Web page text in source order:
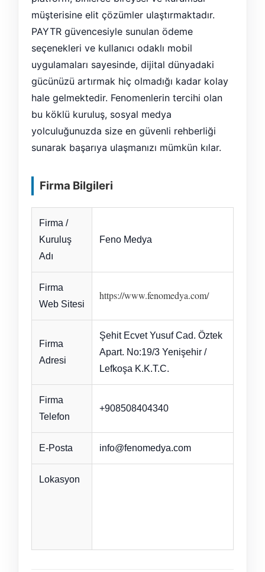
müşterisine elit çözümler ulaştırmaktadır.
PAYTR güvencesiyle sunulan ödeme
seçenekleri ve kullanıcı odaklı mobil
uygulamaları sayesinde, dijital dünyadaki
gücünüzü artırmak hiç olmadığı kadar kolay
hale gelmektedir. Fenomenlerin tercihi olan
bu köklü kuruluş, sosyal medya
yolculuğunuzda size en güvenli rehberliği
sunarak başarıya ulaşmanızı mümkün kılar.
Firma Bilgileri
Firma /
Kuruluş
Adı
Feno Medya
Firma
Web Sitesi
https://www.fenomedya.com/
Firma
Adresi
Şehit Ecvet Yusuf Cad. Öztek
Apart. No:19/3 Yenişehir /
Lefkoşa K.K.T.C.
Firma
Telefon
+908508404340
E-Posta info@fenomedya.com
Lokasyon